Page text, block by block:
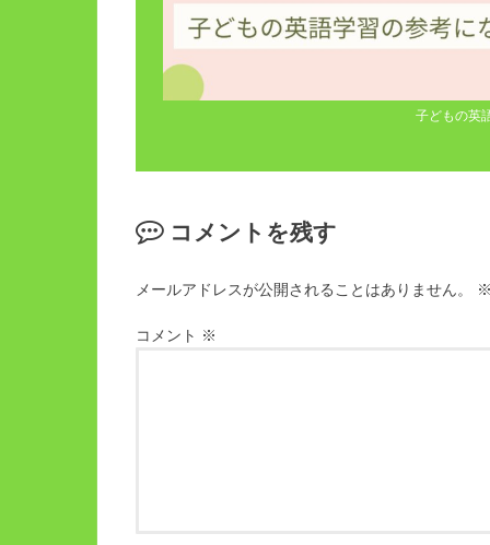
子どもの英
コメントを残す
メールアドレスが公開されることはありません。
コメント ※